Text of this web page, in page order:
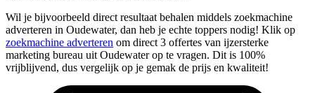
Wil je bijvoorbeeld direct resultaat behalen middels zoekmachine
adverteren in Oudewater, dan heb je echte toppers nodig! Klik op
zoekmachine adverteren om direct 3 offertes van ijzersterke
marketing bureau uit Oudewater op te vragen. Dit is 100%
vrijblijvend, dus vergelijk op je gemak de prijs en kwaliteit!